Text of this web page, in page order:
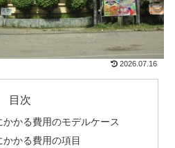
2026.07.16
目次
かる費用のモデルケース
かる費用の項目